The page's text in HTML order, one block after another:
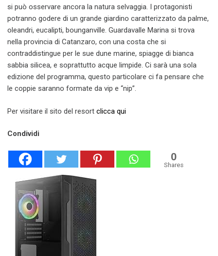
si può osservare ancora la natura selvaggia. I protagonisti
potranno godere di un grande giardino caratterizzato da palme,
oleandri, eucalipti, bounganville. Guardavalle Marina si trova
nella provincia di Catanzaro, con una costa che si
contraddistingue per le sue dune marine, spiagge di bianca
sabbia silicea, e soprattutto acque limpide. Ci sarà una sola
edizione del programma, questo particolare ci fa pensare che
le coppie saranno formate da vip e “nip”.
Per visitare il sito del resort clicca qui
Condividi
0
Shares